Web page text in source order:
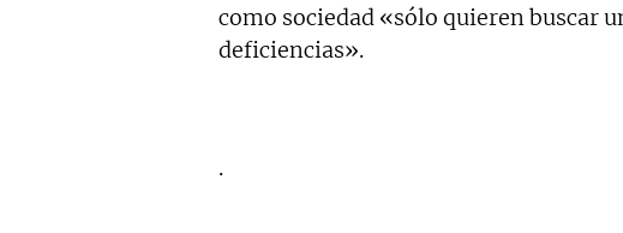
como sociedad «sólo quieren buscar
deficiencias».
.